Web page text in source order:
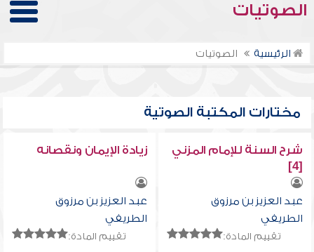
الصوتيات
الرئيسية الصوتيات
مختارات المكتبة الصوتية
شرح السنة للإمام المزني
[4]
عبد العزيز بن مرزوق
الطريفي
تقييم المادة:
زيادة الإيمان ونقصانه
عبد العزيز بن مرزوق
الطريفي
تقييم المادة: